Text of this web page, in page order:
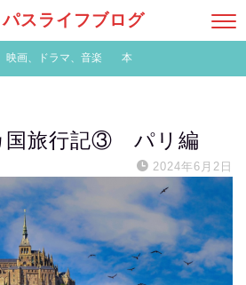
スライフブログ
映画、ドラマ、音楽 本
国旅行記③ パリ編
2024年6月2日